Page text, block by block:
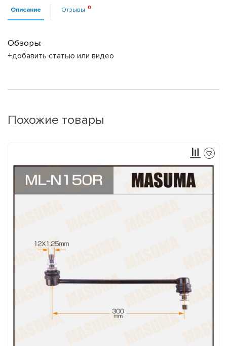
Описание Отзывы
Обзоры:
+добавить статью или видео
Похожие товары